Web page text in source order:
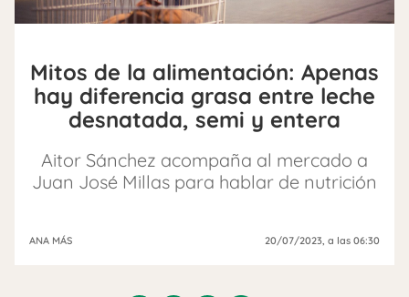
Mitos de la alimentación: Apenas
hay diferencia grasa entre leche
desnatada, semi y entera
Aitor Sánchez acompaña al mercado a
Juan José Millas para hablar de nutrición
ANA MÁS 20/07/2023, a las 06:30